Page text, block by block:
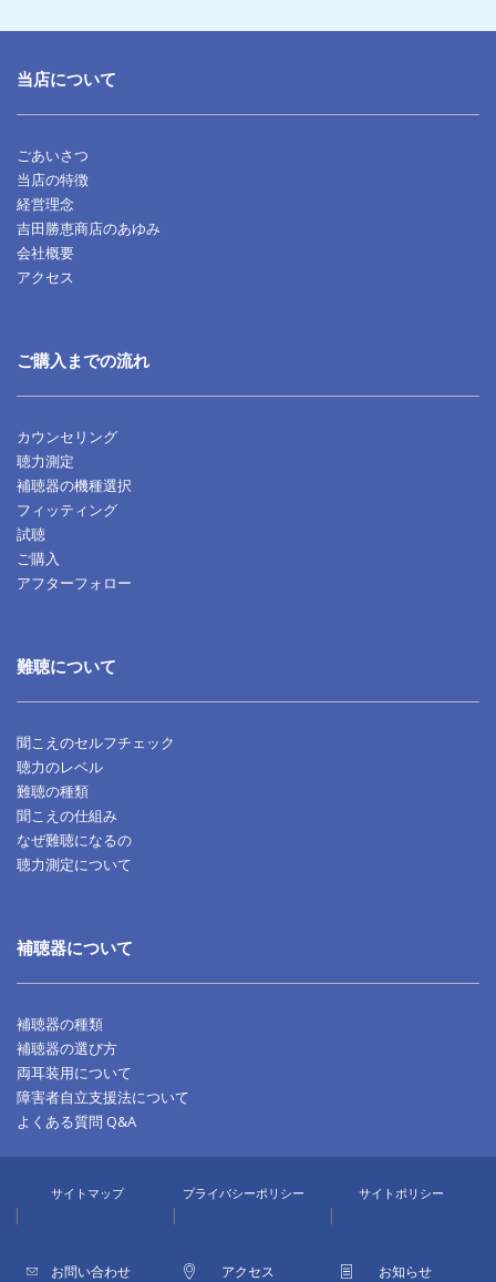
当店について
ごあいさつ
当店の特徴
経営理念
吉田勝恵商店のあゆみ
会社概要
アクセス
ご購入までの流れ
カウンセリング
聴力測定
補聴器の機種選択
フィッティング
試聴
ご購入
アフターフォロー
難聴について
聞こえのセルフチェック
聴力のレベル
難聴の種類
聞こえの仕組み
なぜ難聴になるの
聴力測定について
補聴器について
補聴器の種類
補聴器の選び方
両耳装用について
障害者自立支援法について
よくある質問 Q&A
サイトマップ
|
プライバシーポリシー
|
サイトポリシー
|
お問い合わせ アクセス お知らせ